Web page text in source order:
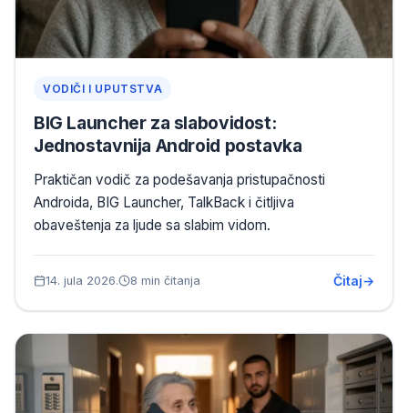
VODIČI I UPUTSTVA
BIG Launcher za slabovidost:
Jednostavnija Android postavka
Praktičan vodič za podešavanja pristupačnosti
Androida, BIG Launcher, TalkBack i čitljiva
obaveštenja za ljude sa slabim vidom.
14. jula 2026. 8 min čitanja Čitaj